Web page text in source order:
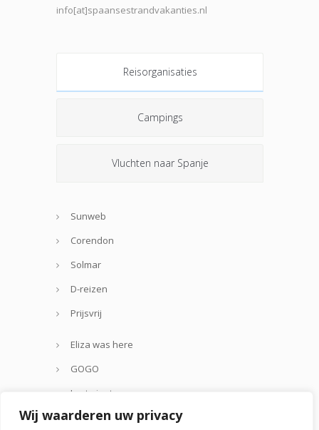
Wij waarderen uw privacy
info[at]spaansestrandvakanties.nl
Reisorganisaties
Campings
Vluchten naar Spanje
Sunweb
Corendon
Solmar
D-reizen
Prijsvrij
Eliza was here
GOGO
Lastminute.com
Thomas Cook